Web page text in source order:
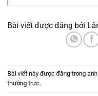
Bài viết được đăng bởi
Bài viết này được đăng trong
thường trực.